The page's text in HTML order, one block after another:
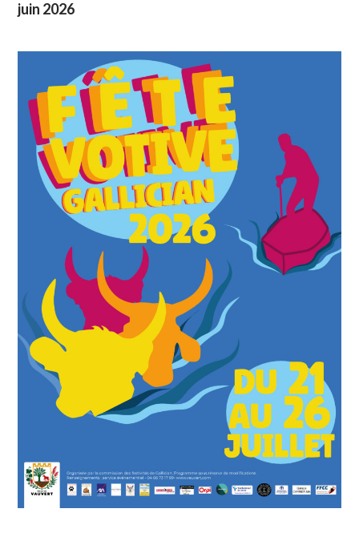
juin 2026